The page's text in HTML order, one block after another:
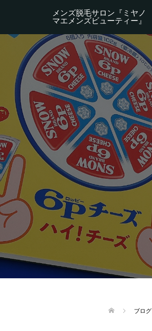
メンズ脱毛サロン『ミヤノ
マエメンズビューティー』
ブログ